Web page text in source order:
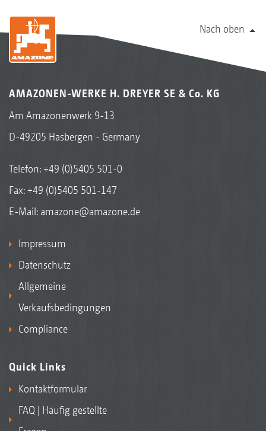
Nach oben
AMAZONEN-WERKE H. DREYER SE & Co. KG
Am Amazonenwerk 9-13
D-49205 Hasbergen - Germany
Telefon:+49 (0)5405 501-0
Fax: +49 (0)5405 501-147
E-Mail: amazone@amazone.de
Impressum
Datenschutz
Allgemeine
Verkaufsbedingungen
Compliance
Quick Links
Kontaktformular
FAQ | Häufig gestellte